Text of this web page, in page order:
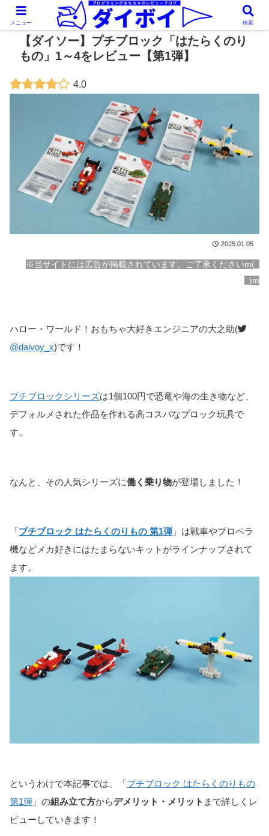
【ダイソー】プチブロック「はたらくのり
もの」1～4をレビュー【第1弾】
4.0
2025.01.05
※当サイトには広告が掲載されています。ご了承くださいm(_
_)m
ハロー・ワールド！おもちゃ大好きエンジニアの大之助(
@daivoy_x)です！
プチブロックシリーズは1個100円で恐竜や海の生き物など、
デフォルメされた作品を作れる高コスパなブロック玩具で
す。
なんと、その人気シリーズに働く乗り物が登場しました！
「プチブロック はたらくのりもの 第1弾 」は戦車やプロペラ
機などメカ好きにはたまらないキットがラインナップされて
ます。
というわけで本記事では、「プチブロック はたらくのりもの
第1弾 」の組み立て方からデメリット・メリット まで詳しくレ
ビューしていきます！
メニュー 検索